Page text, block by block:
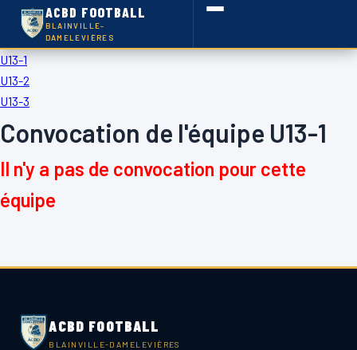
ACBD FOOTBALL
BLAINVILLE-
DAMELEVIÈRES
U13-1
U13-2
U13-3
Convocation de l'équipe U13-1
Il n'y a pas de convocation pour cette
équipe
ACBD FOOTBALL
BLAINVILLE-DAMELEVIÈRES